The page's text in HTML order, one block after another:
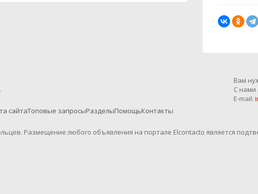
Вам
С нами
E-mail:
сайтаТоповые запросыРазделыПомощьКонтакты
Размещение любого объявления на портале Elcontacto является